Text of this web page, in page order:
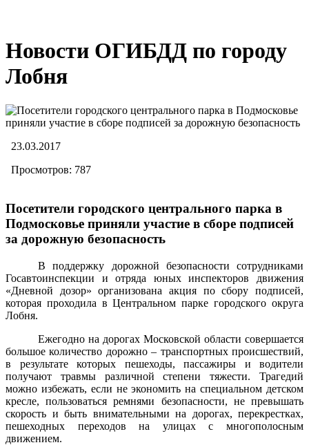
Новости ОГИБДД по городу
Лобня
23.03.2017
Просмотров: 787
Посетители городского центрального парка в
Подмосковье приняли участие в сборе подписей
за дорожную безопасность
В поддержку дорожной безопасности сотрудниками
Госавтоинспекции и отряда юных инспекторов движения
«Дневной дозор» организована акция по сбору подписей,
которая проходила в Центральном парке городского округа
Лобня.
Ежегодно на дорогах Московской области совершается
большое количество дорожно – транспортных происшествий,
в результате которых пешеходы, пассажиры и водители
получают травмы различной степени тяжести. Трагедий
можно избежать, если не экономить на специальном детском
кресле, пользоваться ремнями безопасности, не превышать
скорость и быть внимательными на дорогах, перекрестках,
пешеходных переходов на улицах с многополосным
движением.